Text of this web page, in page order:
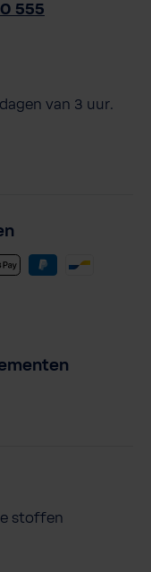
555
van 3 uur.
stoffen